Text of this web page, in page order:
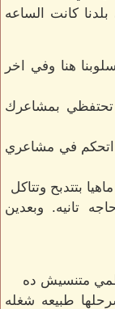
كانت الساعه
هنا وفي اخر
تحتفظي بمشاعرك
اتحكم في مشاعري
بتتدبح وتتاكل
تانيه. وبعدين
متنسيش ده
طبيعه شغله